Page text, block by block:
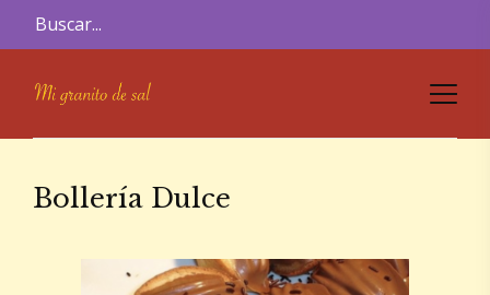
Bollería Dulce